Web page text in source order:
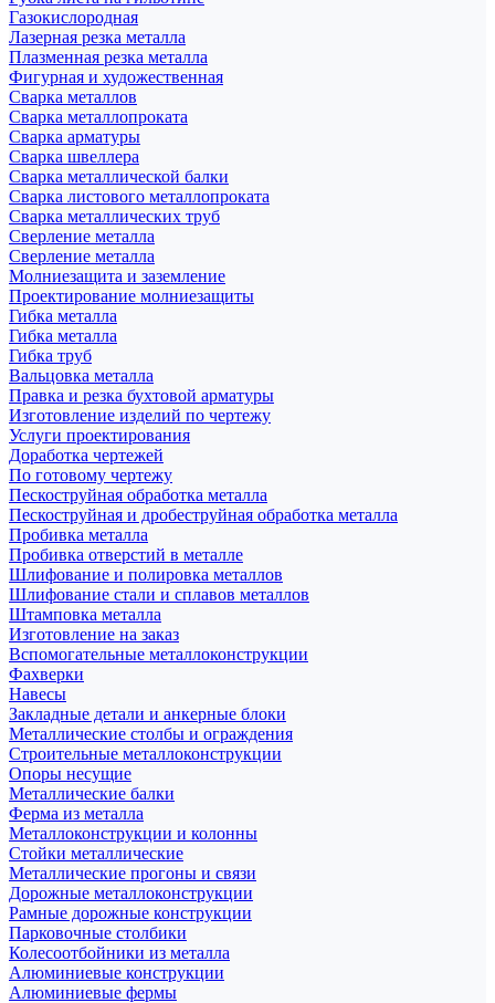
Газокислородная
Лазерная резка металла
Плазменная резка металла
Фигурная и художественная
Сварка металлов
Сварка металлопроката
Сварка арматуры
Сварка швеллера
Сварка металлической балки
Сварка листового металлопроката
Сварка металлических труб
Сверление металла
Сверление металла
Молниезащита и заземление
Проектирование молниезащиты
Гибка металла
Гибка металла
Гибка труб
Вальцовка металла
Правка и резка бухтовой арматуры
Изготовление изделий по чертежу
Услуги проектирования
Доработка чертежей
По готовому чертежу
Пескоструйная обработка металла
Пескоструйная и дробеструйная обработка металла
Пробивка металла
Пробивка отверстий в металле
Шлифование и полировка металлов
Шлифование стали и сплавов металлов
Штамповка металла
Изготовление на заказ
Вспомогательные металлоконструкции
Фахверки
Навесы
Закладные детали и анкерные блоки
Металлические столбы и ограждения
Строительные металлоконструкции
Опоры несущие
Металлические балки
Ферма из металла
Металлоконструкции и колонны
Стойки металлические
Металлические прогоны и связи
Дорожные металлоконструкции
Рамные дорожные конструкции
Парковочные столбики
Колесоотбойники из металла
Алюминиевые конструкции
Алюминиевые фермы